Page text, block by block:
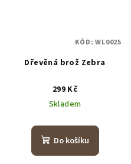
Dřevěná brož Zebra
299 Kč
Skladem
Do košíku
KÓD:WL0025